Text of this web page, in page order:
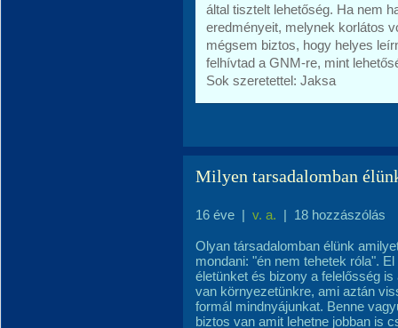
által tisztelt lehetőség. Ha nem
eredményeit, melynek korlátos
mégsem biztos, hogy helyes
felhívtad a GNM-re, mint
Sok szeretettel: Jaksa
Milyen tarsadalomban
16 éve | v. a. | 18 hozzászólás
Olyan társadalomban élünk
mondani: "én nem tehetek róla".
életünket és bizony a felelősség
van környezetünkre, ami aztán
formál mindnyájunkat. Benne
biztos van amit lehetne jobban is